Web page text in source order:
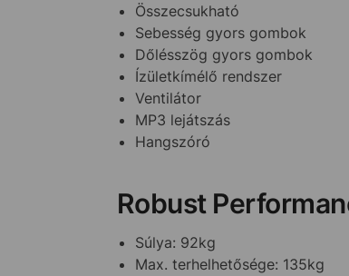
Összecsukható
Sebesség gyors gombok
Dőlésszög gyors gombok
Ízületkímélő rendszer
Ventilátor
MP3 lejátszás
Hangszóró
Robust
Súlya: 92kg
Max. terhelhetősége: 135kg